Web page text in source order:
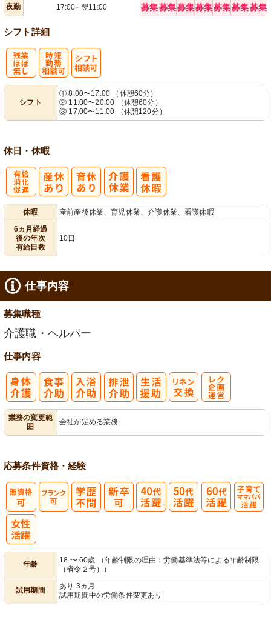
夜勤 17:00～翌11:00 募集募集募集募集募集募集募集
シフト詳細
シフト
① 8:00〜17:00 （休憩60分）
② 11:00〜20:00 （休憩60分）
③ 17:00〜11:00 （休憩120分）
休日・休暇
休暇
産前産後休業、育児休業、介護休業、看護休暇
6ヵ月経過
後の年次
有給日数
10日
仕事内容
募集職種
介護職・ヘルパー
仕事内容
業務の変更範
囲
会社が定める業務
応募条件資格・経験
年齢
18 〜 60歳 （年齢制限の理由：労働基準法等による年齢制限
（省令２号））
試用期間
あり 3ヵ月
試用期間中の労働条件変更あり